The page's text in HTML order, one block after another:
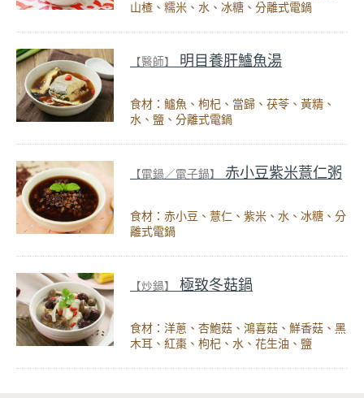
山楂、糯米、水、冰糖、分離式電鍋
【醫師】 明目養肝鱸魚湯
食材：鱸魚、枸杞、當歸、茯苓、黃精、
水、鹽、分離式電鍋
【電鍋／電子鍋】 赤小豆紫米薏仁粥
食材：赤小豆、薏仁、紫米、水、冰糖、分
離式電鍋
【炒鍋】 極致冬菇鍋
食材：洋蔥、杏鮑菇、鴻喜菇、鮮香菇、黑
木耳、紅棗、枸杞、水、花生油、鹽